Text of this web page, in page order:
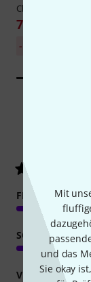
Mit
und das
Sie okay
Clavia Nord
75 €
30-Tage-
-16%
FEATURES
SOUND
VERARBEITUNG